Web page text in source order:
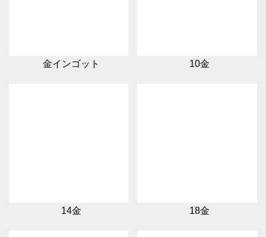
金インゴット 10金
14金 18金